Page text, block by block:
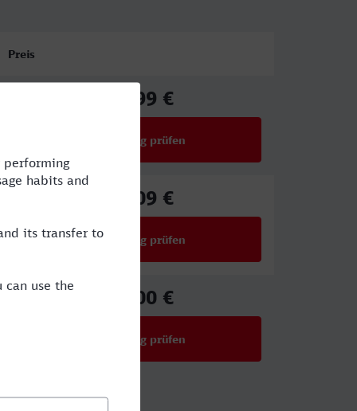
Preis
36,99 €
Verbindung prüfen
65,09 €
Verbindung prüfen
51,00 €
Verbindung prüfen